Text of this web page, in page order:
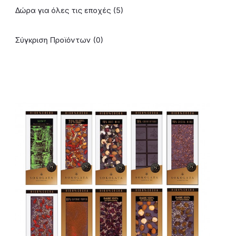
Δώρα για όλες τις εποχές (5)
Σύγκριση Προϊόντων (0)